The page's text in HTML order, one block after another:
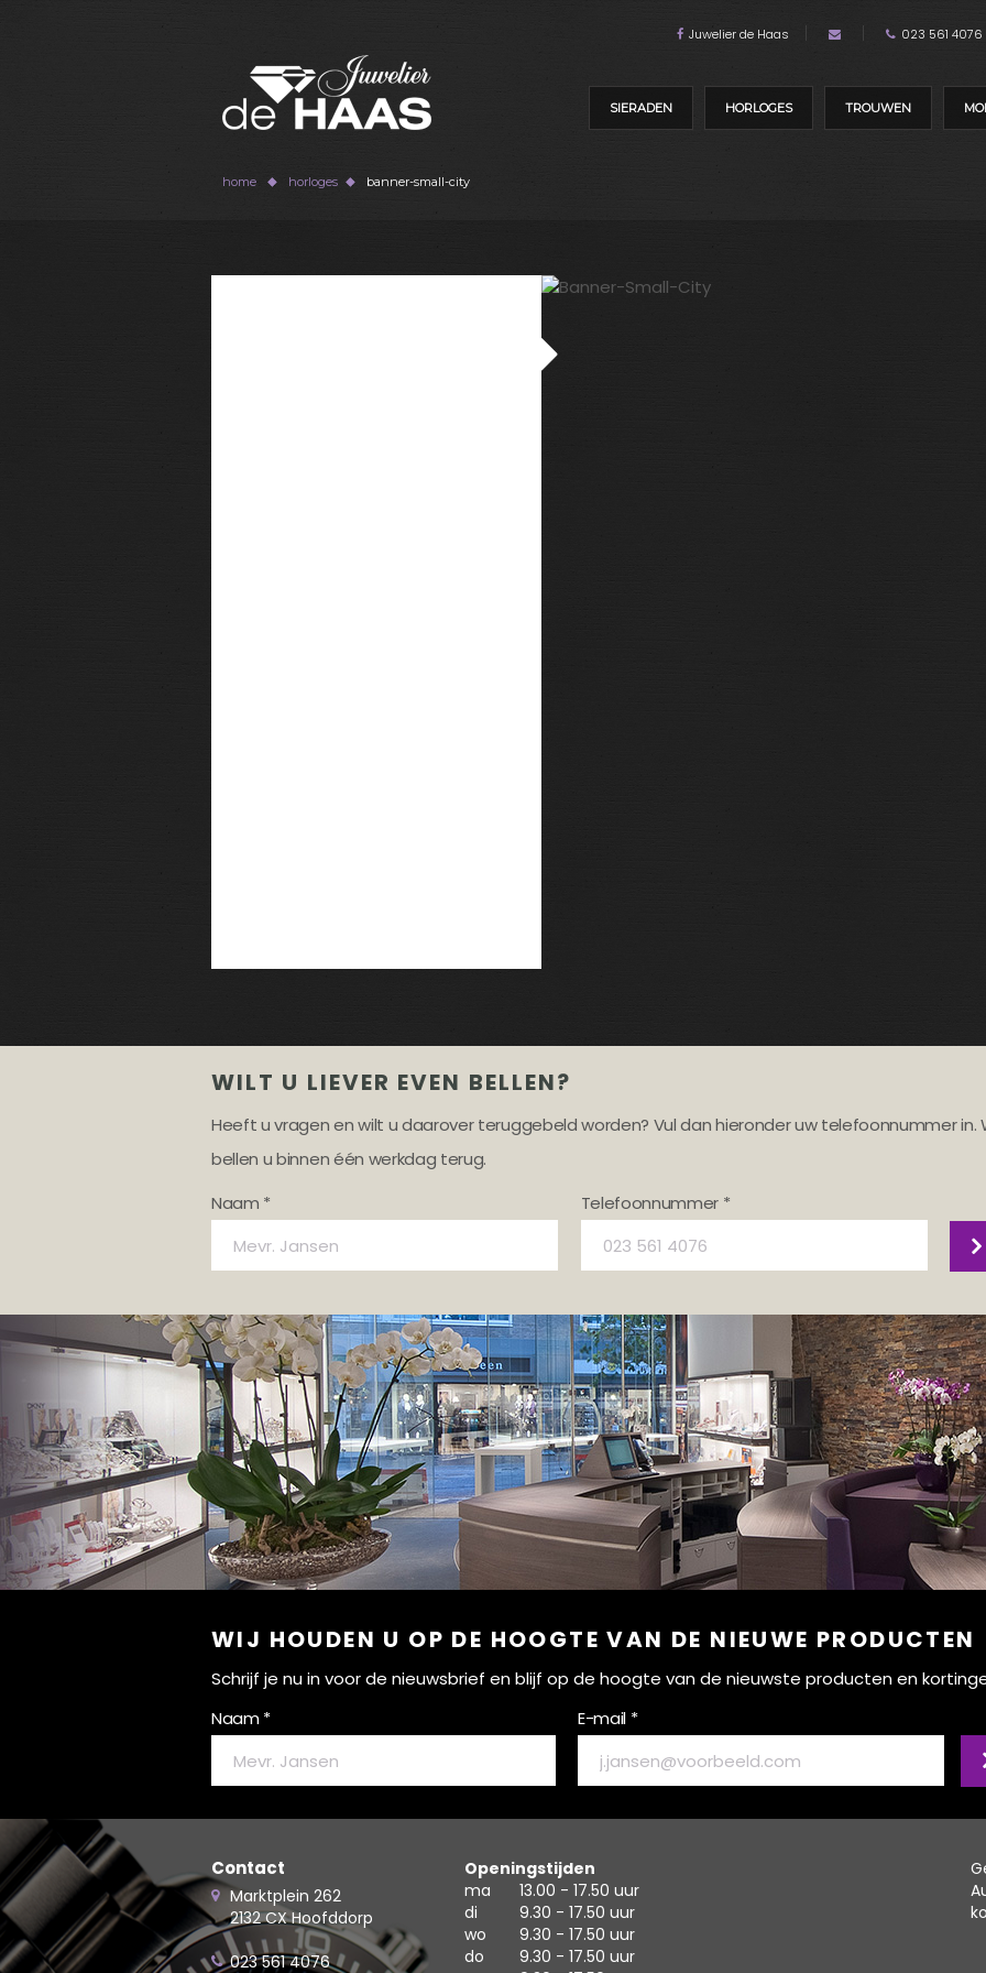
Juwelier de Haas 023 561 4076
SIERADEN HORLOGES TROUWEN
home horloges banner-small-city
WILT U LIEVER EVEN BELLEN?
Heeft u vragen en wilt u daarover teruggebeld worden? Vul dan hieronder uw telefoonnummer in.
bellen u binnen één werkdag terug.
Naam *
Telefoonnummer *
WIJ HOUDEN U OP DE HOOGTE VAN DE NIEUWE PRODUCTEN
Schrijf je nu in voor de nieuwsbrief en blijf op de hoogte van de nieuwste producten en
Naam *
E-mail *
Contact
Marktplein 262
2132 CX Hoofddorp
023 561 4076
Openingstijden
ma
13.00 - 17.50 uur
di
9.30 - 17.50 uur
wo
9.30 - 17.50 uur
do
9.30 - 17.50 uur